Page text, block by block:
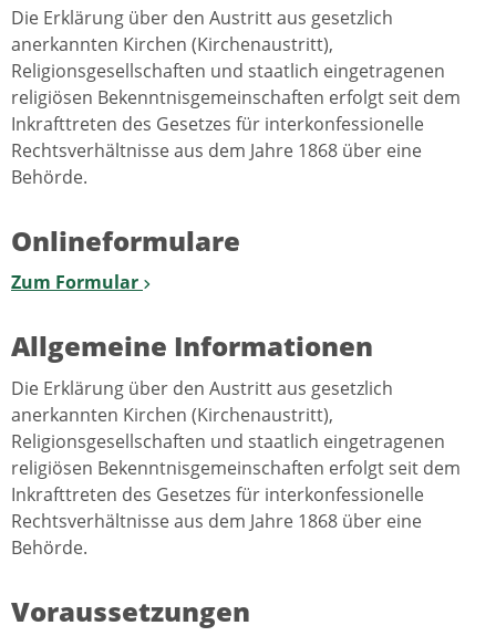
Die Erklärung über den Austritt aus gesetzlich
anerkannten Kirchen (Kirchenaustritt),
Religionsgesellschaften und staatlich eingetragenen
religiösen Bekenntnisgemeinschaften erfolgt seit dem
Inkrafttreten des Gesetzes für interkonfessionelle
Rechtsverhältnisse aus dem Jahre 1868 über eine
Behörde.
Onlineformulare
Zum Formular
Allgemeine Informationen
Die Erklärung über den Austritt aus gesetzlich
anerkannten Kirchen (Kirchenaustritt),
Religionsgesellschaften und staatlich eingetragenen
religiösen Bekenntnisgemeinschaften erfolgt seit dem
Inkrafttreten des Gesetzes für interkonfessionelle
Rechtsverhältnisse aus dem Jahre 1868 über eine
Behörde.
Voraussetzungen